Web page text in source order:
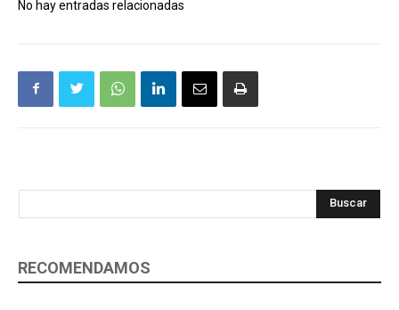
No hay entradas relacionadas
Buscar
RECOMENDAMOS